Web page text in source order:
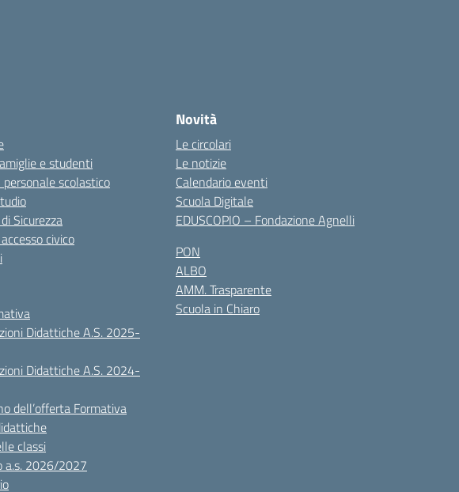
e studenti
personale scolastico
Sicurezza
civico
Didattiche A.S. 2025-
Didattiche A.S. 2024-
dell’offerta Formativa
classi
a.s. 2026/2027
Novità
Le circolari
Le notizie
Calendario eventi
Scuola Digitale
EDUSCOPIO – Fondazione Agnelli
PON
ALBO
AMM. Trasparente
Scuola in Chiaro